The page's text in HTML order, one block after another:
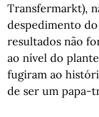
Transfermarkt),
despedimento
resultados não
ao nível do
fugiram ao
de ser um papa-